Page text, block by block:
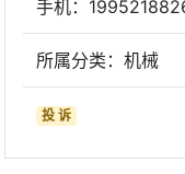
手机：
所属分类：机械
投 诉